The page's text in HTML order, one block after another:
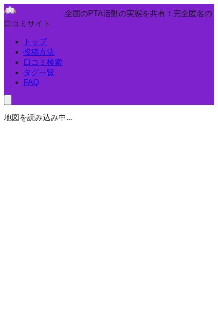
全国のPTA活動の実態を共有！完全匿名の
口コミサイト
トップ
投稿方法
口コミ検索
タグ一覧
FAQ
地図を読み込み中...